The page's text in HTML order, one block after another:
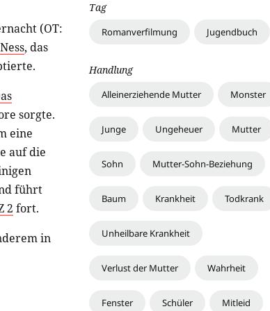
(OT:
, das
sorgte.
eine
auf die
führt
2 fort.
in
Tag
Romanverfilmung Jugendbuch
Handlung
Alleinerziehende Mutter Monster
Junge Ungeheuer Mutter
Sohn Mutter-Sohn-Beziehung
Baum Krankheit Todkrank
Unheilbare Krankheit
Verlust der Mutter Wahrheit
Fenster Schüler Mitleid